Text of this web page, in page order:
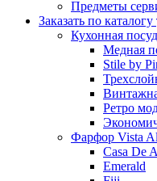
Предметы
Заказать по каталогу
Кухонная
Медная
Stile by
Ретро
Фарфор Vista
Casa De
Emerald